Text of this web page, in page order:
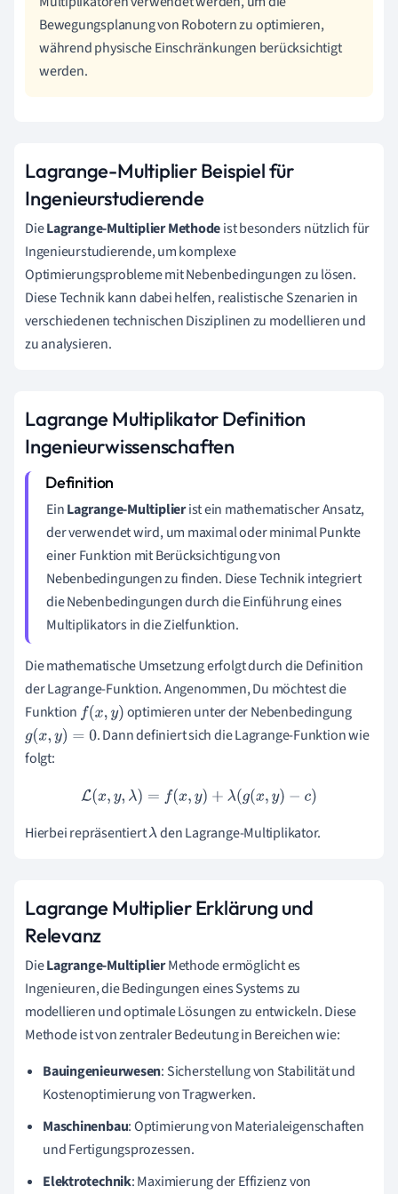
Bewegungsplanung von Robotern zu optimieren,
während physische Einschränkungen berücksichtigt
werden.
Lagrange-Multiplier Beispiel für
Ingenieurstudierende
DieLagrange-Multiplier Methodeist besonders nützlich für
Ingenieurstudierende, um komplexe
Optimierungsprobleme mit Nebenbedingungen zu lösen.
Diese Technik kann dabei helfen, realistische Szenarien in
verschiedenen technischen Disziplinen zu modellieren und
zu analysieren.
Lagrange Multiplikator Definition
Ingenieurwissenschaften
EinLagrange-Multiplierist ein mathematischer Ansatz,
der verwendet wird, um maximal oder minimal Punkte
einer Funktion mit Berücksichtigung von
Nebenbedingungen zu finden. Diese Technik integriert
die Nebenbedingungen durch die Einführung eines
Multiplikators in die Zielfunktion.
Die mathematische Umsetzung erfolgt durch die Definition
der Lagrange-Funktion. Angenommen, Du möchtest die
Funktion f(x,y)
optimieren unter der Nebenbedingung
g(x,y)=0
. Dann definiert sich die Lagrange-Funktion wie
folgt:
L(x ,y,λ )=f(x,y)+ λ(g(x,y)−c)
Hierbei repräsentiertλ den Lagrange-Multiplikator.
Lagrange Multiplier Erklärung und
Relevanz
DieLagrange-MultiplierMethode ermöglicht es
Ingenieuren, die Bedingungen eines Systems zu
modellieren und optimale Lösungen zu entwickeln. Diese
Methode ist von zentraler Bedeutung in Bereichen wie:
Bauingenieurwesen: Sicherstellung von Stabilität und
Kostenoptimierung von Tragwerken.
Maschinenbau: Optimierung von Materialeigenschaften
und Fertigungsprozessen.
Elektrotechnik: Maximierung der Effizienz von